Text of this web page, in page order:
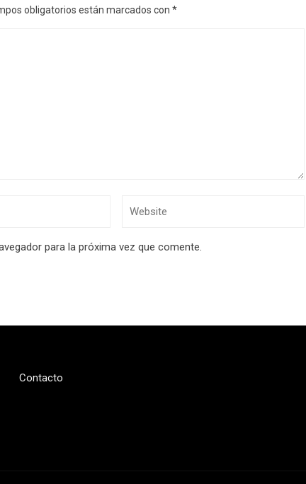
obligatorios están marcados con *
para la próxima vez que comente.
Contacto